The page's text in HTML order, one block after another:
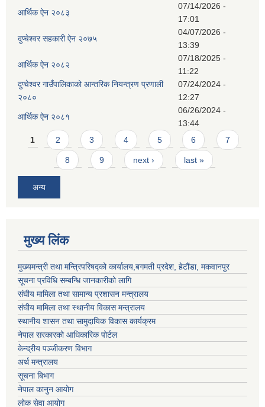
आर्थिक ऐन २०८३
07/14/2026 -
17:01
दुप्चेश्वर सहकारी ऐन २०७५
04/07/2026 -
13:39
आर्थिक ऐन २०८२
07/18/2025 -
11:22
दुप्चेश्वर गाउँपालिकाको आन्तरिक नियन्त्रण प्रणाली
२०८०
07/24/2024 -
12:27
आर्थिक ऐन २०८१
06/26/2024 -
13:44
Pages
1 2 3 4 5 6 7
8 9 next › last »
अन्य
मुख्य लिंक
मुख्यमन्त्री तथा मन्त्रिपरिषद्को कार्यालय,बगमती प्रदेश, हेटौंडा, मकवानपुर
सूचना प्रविधि सम्बन्धि जानकारीको लागि
संघीय मामिला तथा सामान्य प्रशासन मन्त्रालय
संघीय मामिला तथा स्थानीय विकास मन्त्रालय
स्थानीय शासन तथा सामुदायिक विकास कार्यक्रम
नेपाल सरकारको आधिकारिक पोर्टल
केन्द्रीय पञ्जीकरण विभाग
अर्थ मन्त्रालय
सूचना बिभाग
नेपाल कानुन आयोग
लोक सेवा आयोग